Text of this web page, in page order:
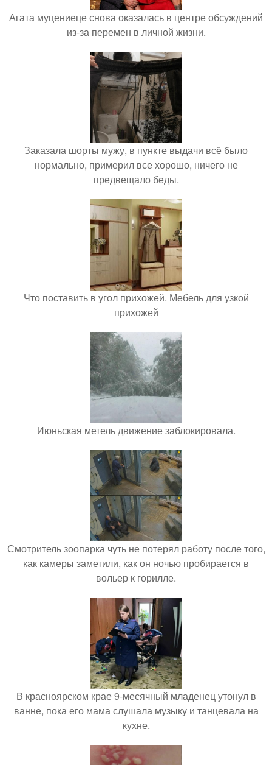
Агата муцениеце снова оказалась в центре обсуждений
из-за перемен в личной жизни.
Заказала шорты мужу, в пункте выдачи всё было
нормально, примерил все хорошо, ничего не
предвещало беды.
Что поставить в угол прихожей. Мебель для узкой
прихожей
Июньская метель движение заблокировала.
Смотритель зоопарка чуть не потерял работу после того,
как камеры заметили, как он ночью пробирается в
вольер к горилле.
В красноярском крае 9-месячный младенец утонул в
ванне, пока его мама слушала музыку и танцевала на
кухне.